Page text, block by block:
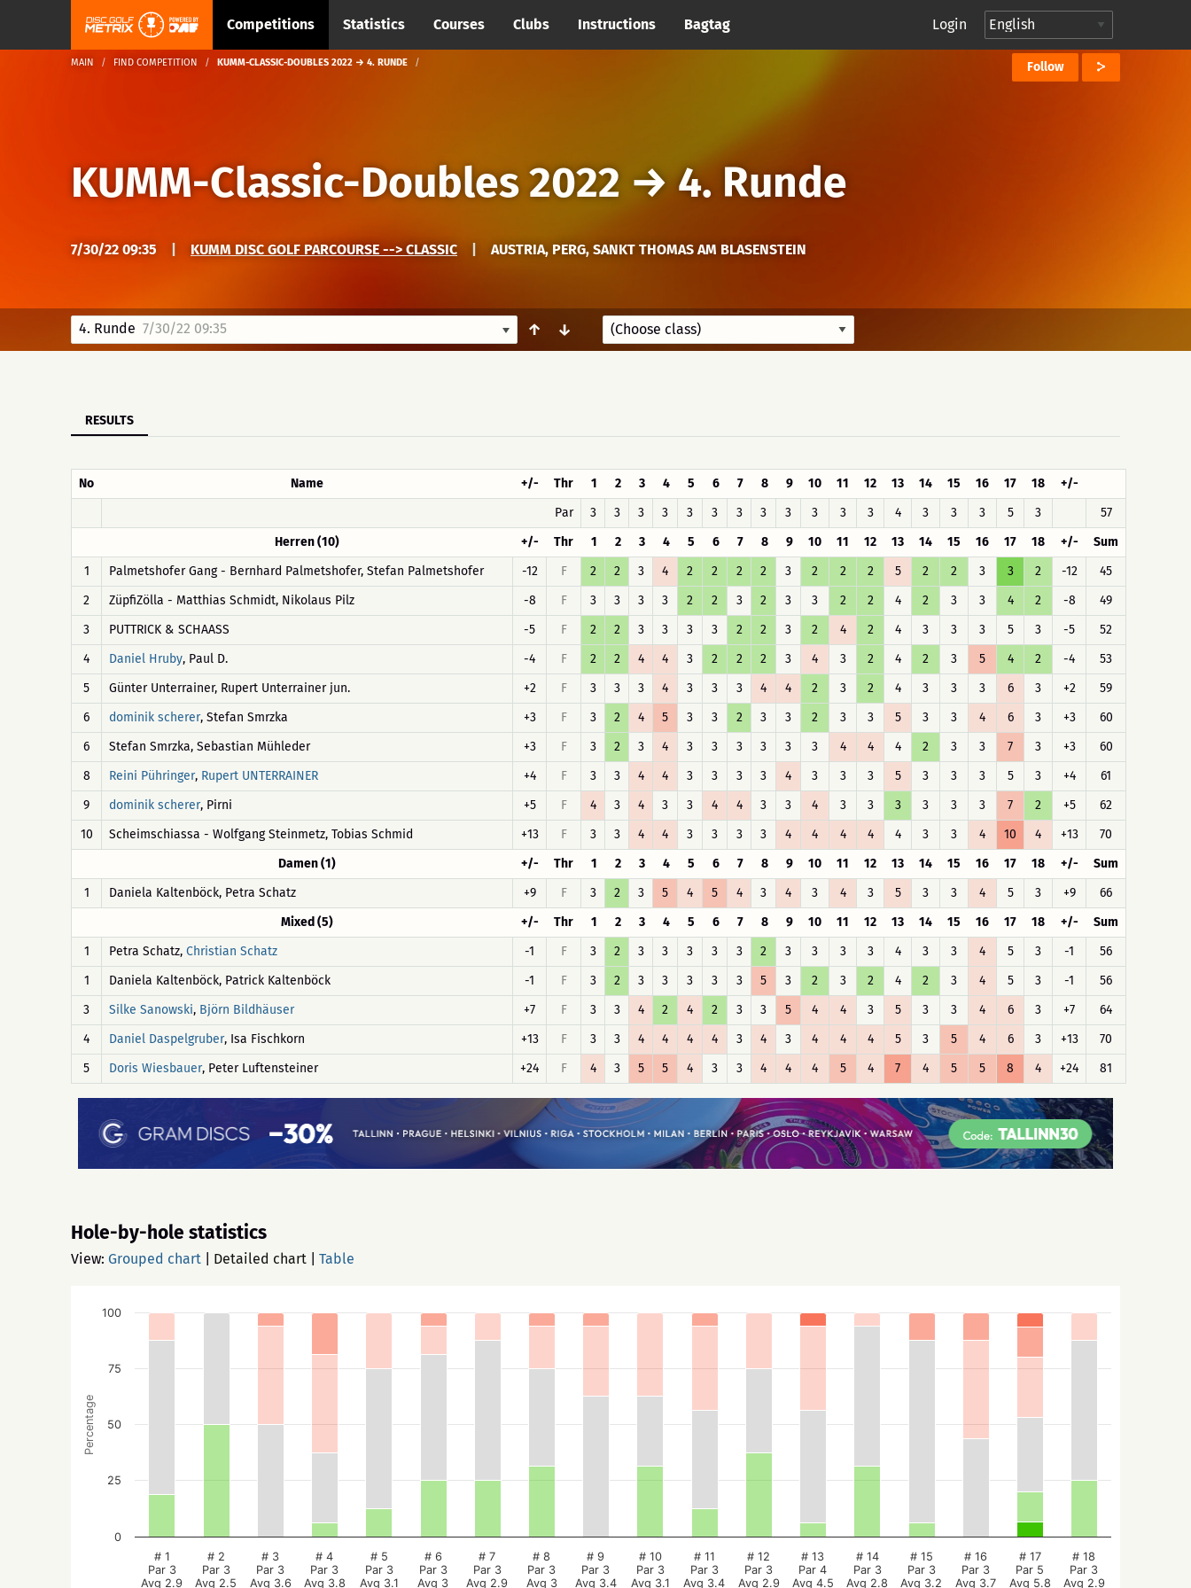
Competitions Statistics Courses Clubs Instructions Bagtag Login
MAIN FIND COMPETITION KUMM-CLASSIC-DOUBLES 2022 → 4. RUNDE Follow
KUMM-Classic-Doubles 2022 →4. Runde
7/30/22 09:35 KUMM DISC GOLF PARCOURSE --> CLASSIC AUSTRIA, PERG, SANKT THOMAS AM BLASENSTEIN
4. Runde 7/30/22 09:35 ↑ ↓
RESULTS
No Name +/- Thr 1 2 3 4 5 6 7 8 9 10 11 12 13 14 15 16 17 18
+/-
Par
3 3 3 3 3 3 3 3 3 3 3 3 4 3 3 3 5 3
57
Herren (10)
+/- Thr 1 2 3 4 5 6 7 8 9 10 11 12 13 14 15 16 17 18 +/-
Sum
1
Palmetshofer Gang - Bernhard Palmetshofer, Stefan Palmetshofer -12 F 2 2 3 4 2 2 2 2 3 2 2 2 5 2 2 3 3 2 -12
45
2
ZüpfiZölla - Matthias Schmidt, Nikolaus Pilz -8 F 3 3 3 3 2 2 3 2 3 3 2 2 4 2 3 3 4 2 -8
49
3
PUTTRICK & SCHAASS -5 F 2 2 3 3 3 3 2 2 3 2 4 2 4 3 3 3 5 3 -5
52
4
Daniel Hruby, Paul D. -4 F 2 2 4 4 3 2 2 2 3 4 3 2 4 2 3 5 4 2 -4
53
5
Günter Unterrainer, Rupert Unterrainer jun. +2 F 3 3 3 4 3 3 3 4 4 2 3 2 4 3 3 3 6 3 +2
59
6
dominik scherer, Stefan Smrzka +3 F 3 2 4 5 3 3 2 3 3 2 3 3 5 3 3 4 6 3 +3
60
6
Stefan Smrzka, Sebastian Mühleder +3 F 3 2 3 4 3 3 3 3 3 3 4 4 4 2 3 3 7 3 +3
60
8
Reini Pühringer, Rupert UNTERRAINER +4 F 3 3 4 4 3 3 3 3 4 3 3 3 5 3 3 3 5 3 +4
61
9
dominik scherer, Pirni +5 F 4 3 4 3 3 4 4 3 3 4 3 3 3 3 3 3 7 2 +5
62
10
Scheimschiassa - Wolfgang Steinmetz, Tobias Schmid +13 F 3 3 4 4 3 3 3 3 4 4 4 4 4 3 3 4 10 4 +13
70
Damen (1)
+/- Thr 1 2 3 4 5 6 7 8 9 10 11 12 13 14 15 16 17 18 +/-
Sum
1
Daniela Kaltenböck, Petra Schatz +9 F 3 2 3 5 4 5 4 3 4 3 4 3 5 3 3 4 5 3 +9
66
Mixed (5)
+/- Thr 1 2 3 4 5 6 7 8 9 10 11 12 13 14 15 16 17 18 +/-
Sum
1
Petra Schatz, Christian Schatz -1 F 3 2 3 3 3 3 3 2 3 3 3 3 4 3 3 4 5 3 -1
56
1
Daniela Kaltenböck, Patrick Kaltenböck -1 F 3 2 3 3 3 3 3 5 3 2 3 2 4 2 3 4 5 3 -1
56
3
Silke Sanowski, Björn Bildhäuser +7 F 3 3 4 2 4 2 3 3 5 4 4 3 5 3 3 4 6 3 +7
64
4
Daniel Daspelgruber, Isa Fischkorn +13 F 3 3 4 4 4 4 3 4 3 4 4 4 5 3 5 4 6 3 +13
70
5
Doris Wiesbauer, Peter Luftensteiner +24 F 4 3 5 5 4 3 3 4 4 4 5 4 7 4 5 5 8 4 +24 81
Hole-by-hole statistics
View: Grouped chart Detailed chart Table
Percentage
# 1
Par 3
Avg 2.9
# 2
Par 3
Avg 2.5
# 3
Par 3
Avg 3.6
# 4
Par 3
Avg 3.8
# 5
Par 3
Avg 3.1
# 6
Par 3
Avg 3
# 7
Par 3
Avg 2.9
# 8
Par 3
Avg 3
# 9
Par 3
Avg 3.4
# 10
Par 3
Avg 3.1
# 11
Par 3
Avg 3.4
# 12
Par 3
Avg 2.9
# 13
Par 4
Avg 4.5
# 14
Par 3
Avg 2.8
# 15
Par 3
Avg 3.2
# 16
Par 3
Avg 3.7
# 17
Par 5
Avg 5.8
# 18
Par 3
Avg 2.9
0
25
50
75
100